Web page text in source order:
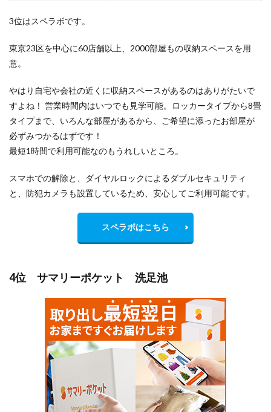
3位はスペラボです。
東京23区を中心に60店舗以上、2000部屋もの収納スペースを用
意。
やはり自宅や会社の近くに収納スペースがあるのはありがたいで
すよね！ 営業時間内はいつでも見学可能。ロッカータイプから8畳
タイプまで、いろんな部屋があるから、ご希望に添ったお部屋が
必ずみつかるはずです！
最短1時間で利用可能なのもうれしいところ。
スマホでの解除と、ダイヤルロックによるダブルセキュリティ
と、防犯カメラも設置しているため、安心してご利用可能です。
スペラボはこちら
4位 サマリーポケット 洗足池